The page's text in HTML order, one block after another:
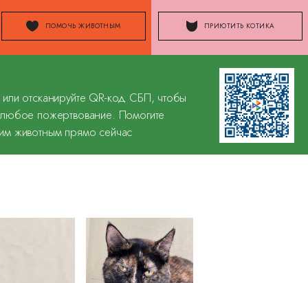
ПОМОЧЬ ЖИВОТНЫМ ПРИЮТИТЬ КОТИКА
отсканируйте QR-код СБП, чтобы
пожертвование. Помогите
животным прямо сейчас